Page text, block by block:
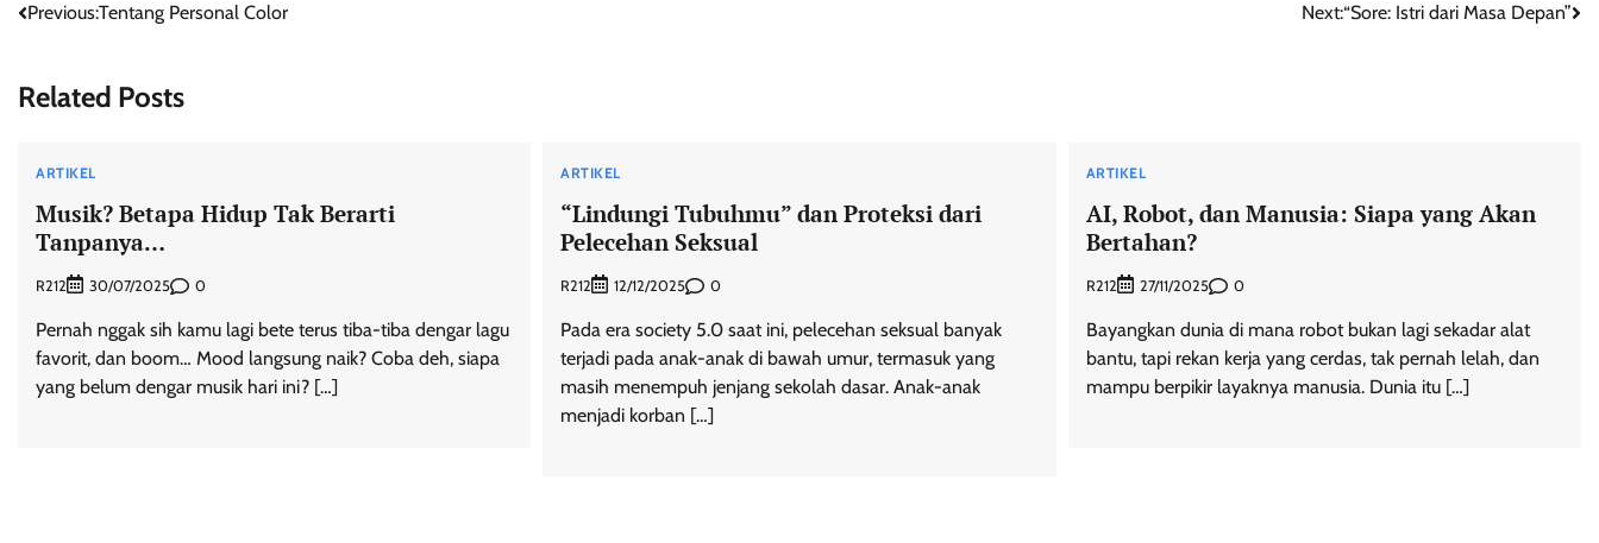
Post
Previous:Tentang Personal Color Next:“Sore: Istri dari Masa Depan”
Related Posts
ARTIKEL
Musik? Betapa Hidup Tak Berarti
Tanpanya…
R212 30/07/2025 0
Pernah nggak sih kamu lagi bete terus tiba-tiba dengar lagu
favorit, dan boom… Mood langsung naik? Coba deh, siapa
yang belum dengar musik hari ini? […]
ARTIKEL
“Lindungi Tubuhmu” dan Proteksi dari
Pelecehan Seksual
R212 12/12/2025 0
Pada era society 5.0 saat ini, pelecehan seksual banyak
terjadi pada anak-anak di bawah umur, termasuk yang
masih menempuh jenjang sekolah dasar. Anak-anak
menjadi korban […]
ARTIKEL
AI, Robot, dan Manusia: Siapa yang Akan
Bertahan?
R212 27/11/2025 0
Bayangkan dunia di mana robot bukan lagi sekadar alat
bantu, tapi rekan kerja yang cerdas, tak pernah lelah, dan
mampu berpikir layaknya manusia. Dunia itu […]